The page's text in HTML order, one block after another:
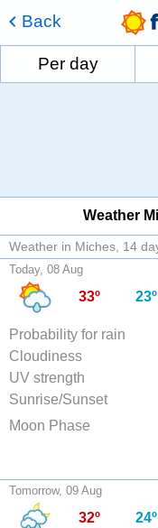
Back
Per day
Weather
Weather in Miches 14
Today, 08 Aug
33º 23º
Probability for rain
Cloudiness
UV strength
Sunrise/Sunset
Moon Phase
Tomorrow, 09 Aug
32º 24º